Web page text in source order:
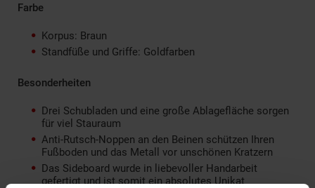
Farbe
Korpus: Braun
Standfüße und Griffe: Goldfarben
Besonderheiten
Drei Schubladen und eine große Ablagefläche sorgen
für viel Stauraum
Anti-Rutsch-Noppen an den Beinen schützen Ihren
Fußboden und das Metall vor unschönen Kratzern
Das Sideboard wurde in liebevoller Handarbeit
gefertigt und ist somit ein absolutes Unikat